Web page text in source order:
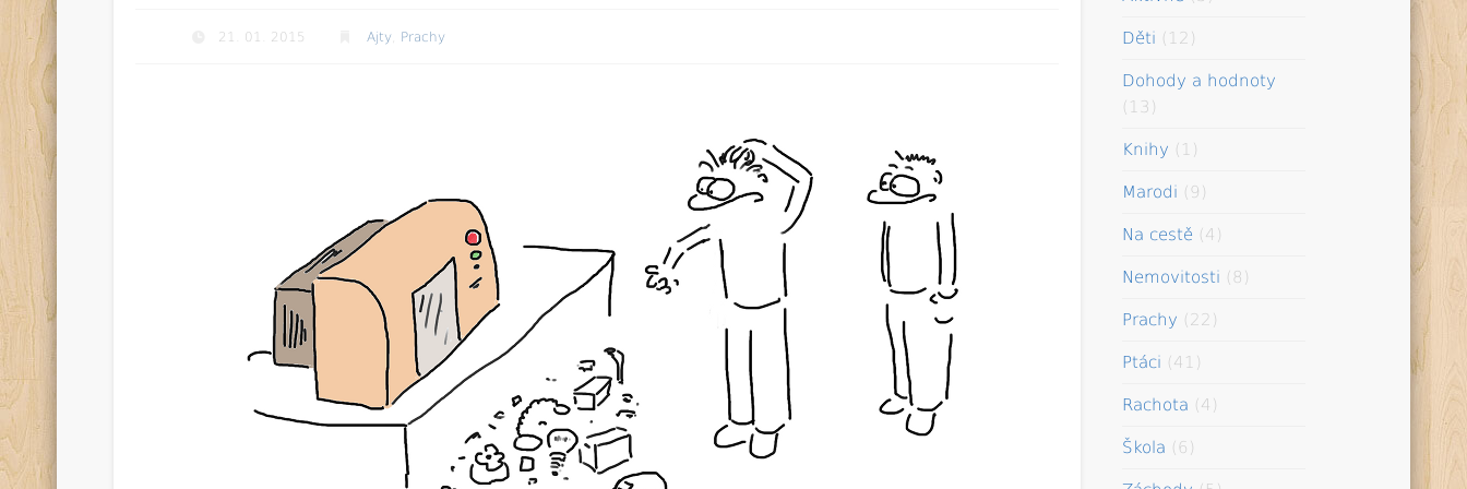
21. 01. 2015 Ajty Prachy Děti (12)
Dohody a hodnoty
(13)
Knihy (1)
Marodi (9)
Na cestě (4)
Nemovitosti (8)
Prachy (22)
Ptáci (41)
Rachota (4)
Škola (6)